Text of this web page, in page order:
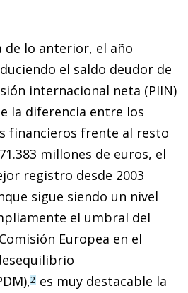
de lo anterior, el año
el saldo deudor de
internacional neta (PIIN)
la diferencia entre los
financieros frente al resto
millones de euros, el
registro desde 2003
sigue siendo un nivel
el umbral del
Europea en el
2 es muy destacable la